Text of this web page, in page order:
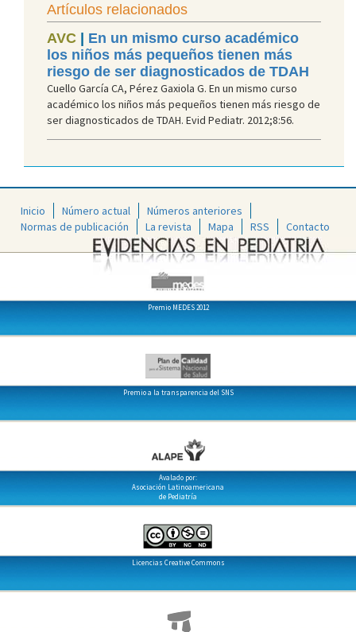
Artículos relacionados
AVC | En un mismo curso académico
los niños más pequeños tienen más
riesgo de ser diagnosticados de TDAH
Cuello García CA, Pérez Gaxiola G. En un mismo curso
académico los niños más pequeños tienen más riesgo de
ser diagnosticados de TDAH. Evid Pediatr. 2012;8:56.
Inicio Número actual
Números anteriores
Normas de publicación
La revista Mapa RSS Contacto
Premio MEDES 2012
Premio a la transparencia del SNS
Avalado por:
Asociación Latinoamericana
de Pediatría
Licencias Creative Commons